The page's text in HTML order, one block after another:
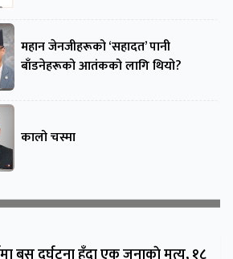
महान जेनजीहरूको ‘सहादत’ पानी
बाँडनेहरूको आतंकको लागि थियो?
कालो चस्मा